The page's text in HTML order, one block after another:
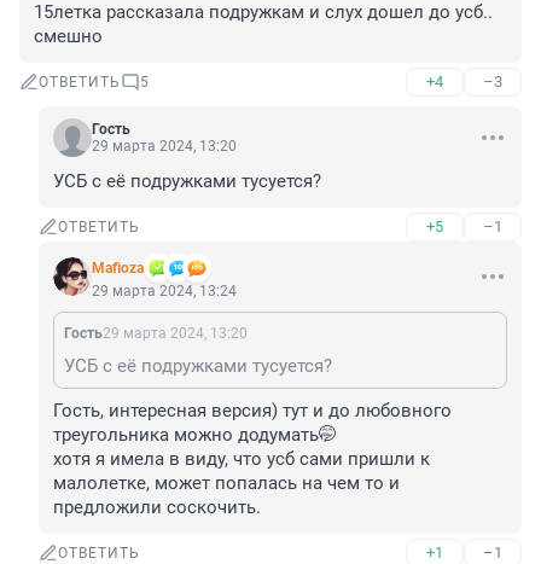
15летка рассказала подружкам и слух дошел до усб..
смешно
ОТВЕТИТЬ 5 +4 –3
Гость
29 марта 2024, 13:20
УСБ с её подружками тусуется?
ОТВЕТИТЬ +5 –1
Mafioza
29 марта 2024, 13:24
Гость29 марта 2024, 13:20
УСБ с её подружками тусуется?
Гость, интересная версия) тут и до любовного
треугольника можно додумать🤭
хотя я имела в виду, что усб сами пришли к
малолетке, может попалась на чем то и
предложили соскочить.
ОТВЕТИТЬ +1 –1